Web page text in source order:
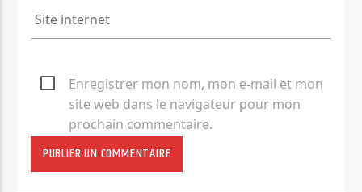
Enregistrer mon nom, mon e-mail et mon
site web dans le navigateur pour mon
prochain commentaire.